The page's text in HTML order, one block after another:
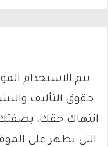
انتهاك حقك، بصفتك
التي تظهر على